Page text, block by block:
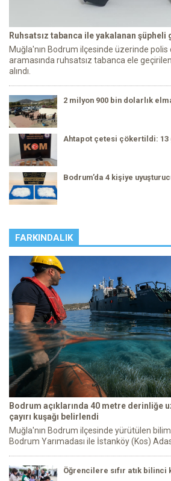
Ruhsatsız tabanca ile yakalanan şüpheli
Muğla'nın Bodrum ilçesinde üzerinde polis
aramasında ruhsatsız tabanca ele
alındı.
2 milyon 900 bin dolarlık
Ahtapot çetesi çökertildi: 13
Bodrum’da 4 kişiye
FARKINDALIK
Bodrum açıklarında 40 metre derinliğe
çayırı kuşağı belirlendi
Muğla'nın Bodrum ilçesinde yürütülen
Bodrum Yarımadası ile İstanköy (Kos)
Öğrencilere sıfır atık bilinci